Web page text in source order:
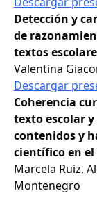
Detección y
de
textos
Valentina
Descargar
Coherencia
texto escolar y
contenidos y
científico en
Marcela Ruiz,
Montenegro